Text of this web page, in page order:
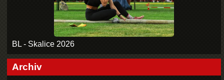
BL - Skalice 2026
Archiv